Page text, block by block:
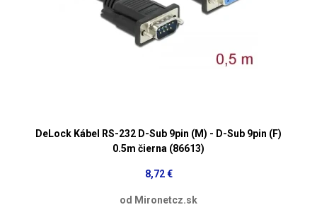
DeLock Kábel RS-232 D-Sub 9pin (M) - D-Sub 9pin (F)
0.5m čierna (86613)
8,72 €
od Mironetcz.sk